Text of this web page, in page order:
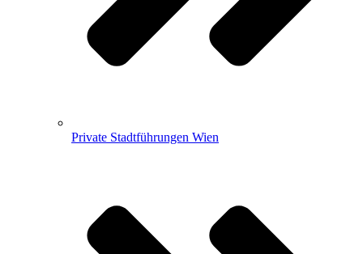
Private Stadtführungen Wien